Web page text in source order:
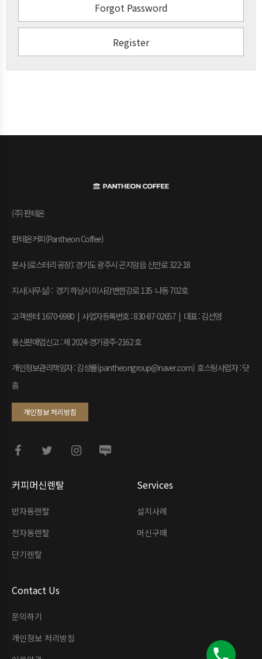
Forgot Password
Register
커피머신렌탈
반자동렌탈
전자동렌탈
단기렌탈
Services
설치사례
머신구매
Contact Us
문의하기
개인정보 처리방침
(주) 판테온
판테온커피(Pantheon Coffee)
본사 (로스터리 공장): 경기도 광주시 곤지암읍 신만로 322-18
지사(사무실) : 경기 하남시 미사강변한강로 135 나동 702호
고객센터: 1670-6980 | 사업자등록번호 : 830-87-02657 | 대표 : 김선영
통신판매업신고 : 제 2024-경기광주-2162 호
개인정보관리책임자 : 김성률(pantheongroup@naver.com) 호스팅사업자 : 닷
홈
개인정보 처리방침